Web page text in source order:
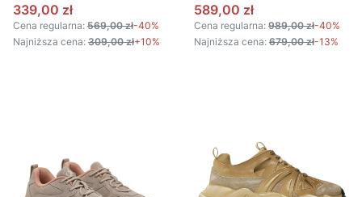
Cena promocyjna
339,00 zł
Cena regularna: 569,00 zł-40%
Najniższa cena: 309,00 zł+10%
Cena promocyjna
589,00 zł
Cena regularna: 989,00 zł-40%
Najniższa cena: 679,00 zł-13%